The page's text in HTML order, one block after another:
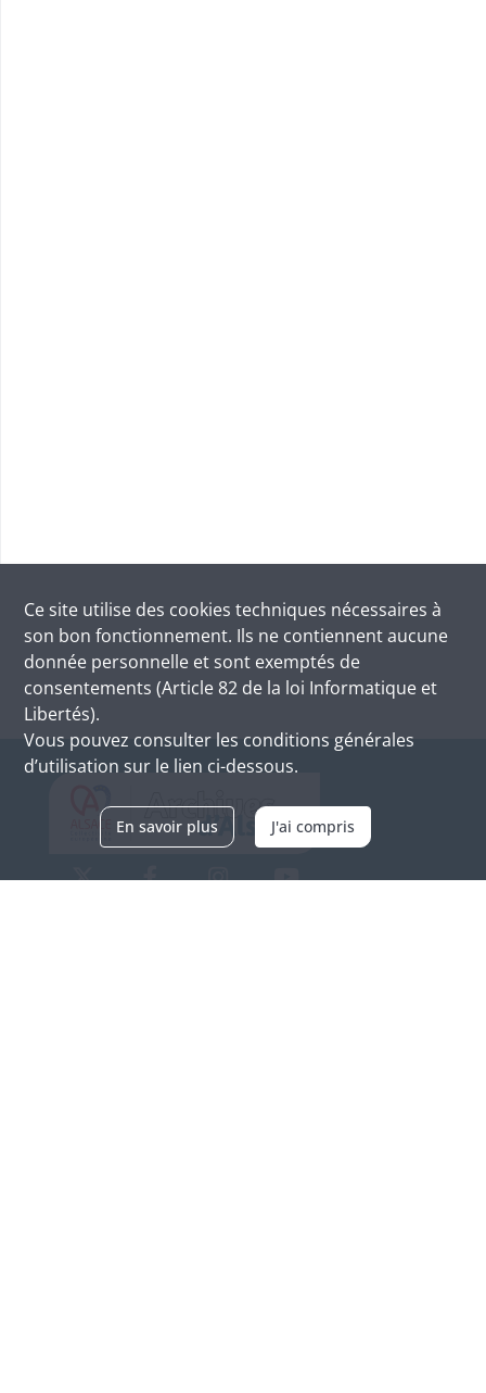
Ce site utilise des cookies techniques nécessaires à
son bon fonctionnement. Ils ne contiennent aucune
donnée personnelle et sont exemptés de
consentements (Article 82 de la loi Informatique et
Libertés).
Vous pouvez consulter les conditions générales
d’utilisation sur le lien ci-dessous.
En savoir plus J'ai compris